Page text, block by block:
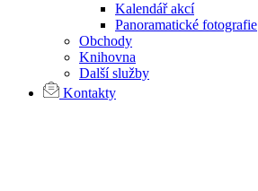
Kalendář akcí
Panoramatické fotografie
Obchody
Knihovna
Další služby
Kontakty